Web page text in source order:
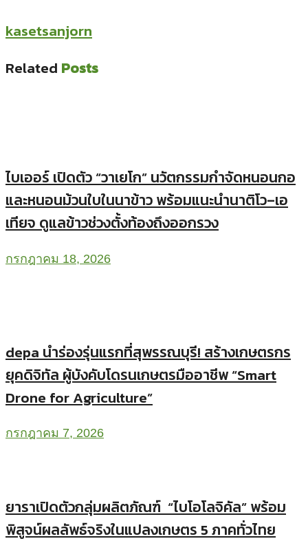
kasetsanjorn
Related Posts
ไบเออร์ เปิดตัว “วาเยโก” นวัตกรรมกำจัดหนอนกอ
และหนอนม้วนใบในนาข้าว พร้อมแนะนำนาติโว–เอ
เทียจ ดูแลข้าวช่วงตั้งท้องถึงออกรวง
กรกฎาคม 18, 2026
depa นำร่องรุ่นแรกที่สุพรรณบุรี! สร้างเกษตรกร
ยุคดิจิทัล ผู้บังคับโดรนเกษตรมืออาชีพ “Smart
Drone for Agriculture”
กรกฎาคม 7, 2026
ยาราเปิดตัวกลุ่มผลิตภัณฑ์ “ไบโอโลจิคัล” พร้อม
พิสูจน์ผลลัพธ์จริงในแปลงเกษตร 5 ภาคทั่วไทย